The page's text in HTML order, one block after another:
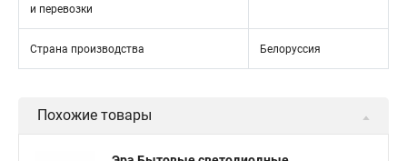
и перевозки
Страна производства Белоруссия
Похожие товары